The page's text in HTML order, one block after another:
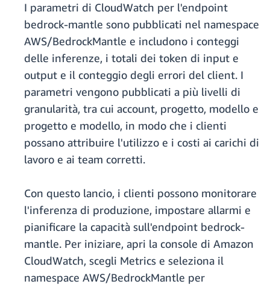
I parametri di CloudWatch per l'endpoint
bedrock-mantle sono pubblicati nel namespace
AWS/BedrockMantle e includono i conteggi
delle inferenze, i totali dei token di input e
output e il conteggio degli errori del client. I
parametri vengono pubblicati a più livelli di
granularità, tra cui account, progetto, modello e
progetto e modello, in modo che i clienti
possano attribuire l'utilizzo e i costi ai carichi di
lavoro e ai team corretti.
Con questo lancio, i clienti possono monitorare
l'inferenza di produzione, impostare allarmi e
pianificare la capacità sull'endpoint bedrock-
mantle. Per iniziare, apri la console di Amazon
CloudWatch, scegli Metrics e seleziona il
namespace AWS/BedrockMantle per